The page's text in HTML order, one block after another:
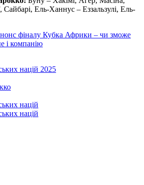
Сайбарі, Ель-Ханнус – Еззальзулі, Ель-
фіналу Кубка Африки – чи зможе
і компанію
націй 2025
націй
націй